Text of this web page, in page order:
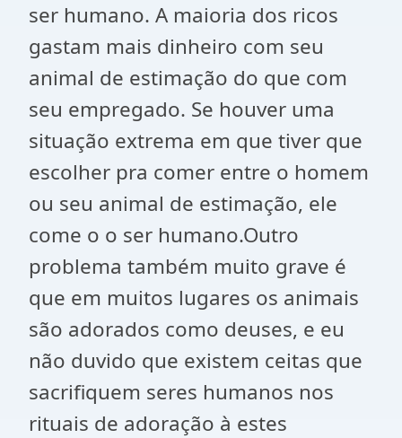
ser humano. A maioria dos ricos
gastam mais dinheiro com seu
animal de estimação do que com
seu empregado. Se houver uma
situação extrema em que tiver que
escolher pra comer entre o homem
ou seu animal de estimação, ele
come o o ser humano.Outro
problema também muito grave é
que em muitos lugares os animais
são adorados como deuses, e eu
não duvido que existem ceitas que
sacrifiquem seres humanos nos
rituais de adoração à estes